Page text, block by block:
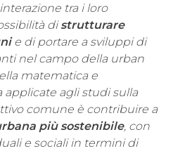
tra i loro
distrutturare
e di portare a sviluppi di
nel campo della urban
matematica e
applicate agli studi sulla
comune è contribuire a
più sostenibile, con
e sociali in termini di